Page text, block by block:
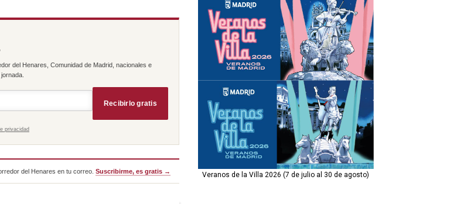
del Henares, Comunidad de Madrid, nacionales e
Recibirlo gratis
privacidad
del Henares en tu correo. Suscribirme, es gratis → Veranos de la Villa 2026 (7 de julio al 30 de agosto)